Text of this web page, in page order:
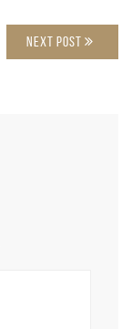
NEXT POST